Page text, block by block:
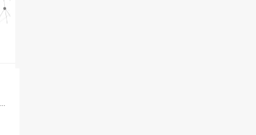
德國 Aqua Medic MULTI REACTOR S GEN II (煮豆機) S 號